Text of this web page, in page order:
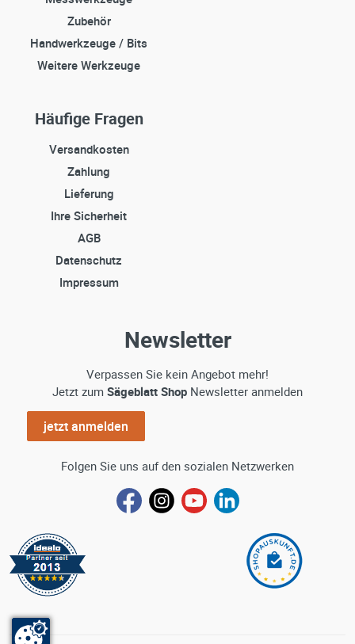
Zubehör
Handwerkzeuge / Bits
Weitere Werkzeuge
Häufige Fragen
Versandkosten
Zahlung
Lieferung
Ihre Sicherheit
AGB
Datenschutz
Impressum
Newsletter
Verpassen Sie kein Angebot mehr!
Jetzt zum Sägeblatt Shop Newsletter anmelden
jetzt anmelden
Folgen Sie uns auf den sozialen Netzwerken